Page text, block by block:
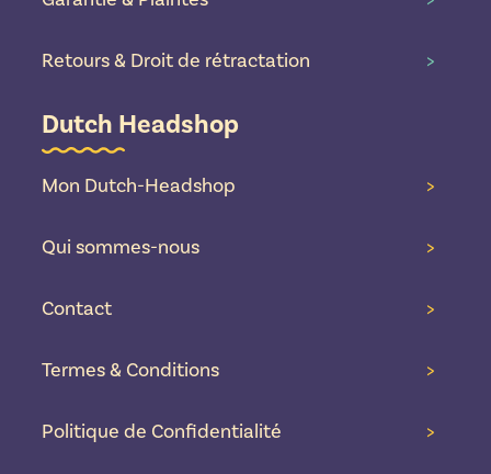
Retours & Droit de rétractation >
Dutch Headshop
Mon Dutch-Headshop >
Qui sommes-nous >
Contact >
Termes & Conditions >
Politique de Confidentialité >